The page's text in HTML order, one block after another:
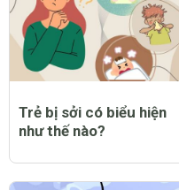
Trẻ bị sởi có biểu hiện
như thế nào?